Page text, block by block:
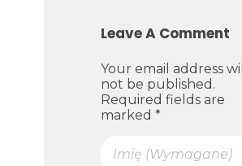
Leave A Comment
Your email address will
not be published.
Required fields are
marked *